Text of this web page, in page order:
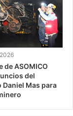
de ASOMICO
del
Mas para